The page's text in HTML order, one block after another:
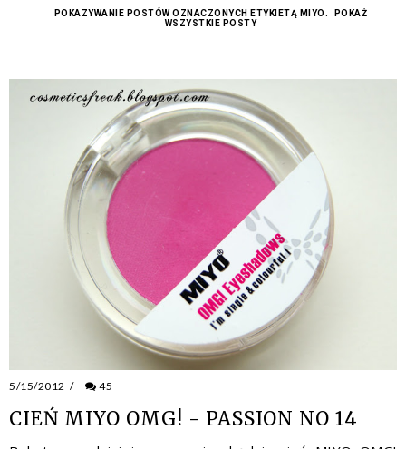
POKAZYWANIE POSTÓW OZNACZONYCH ETYKIETĄ MIYO.
POKAŻ
WSZYSTKIE POSTY
5/15/2012 / 45
CIEŃ MIYO OMG! - PASSION NO 14